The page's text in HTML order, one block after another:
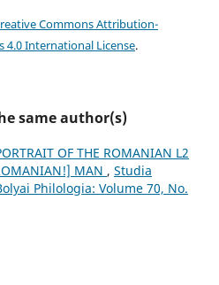
Commons Attribution-
4.0 International License.
same author(s)
OF THE ROMANIAN L2
MAN , Studia
Philologia: Volume 70, No.